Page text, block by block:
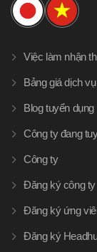
Việc làm nhận
Bảng giá dịch vụ
Blog tuyển dụng
Công ty đang
Công ty
Đăng ký công ty
Đăng ký ứng
Đăng ký